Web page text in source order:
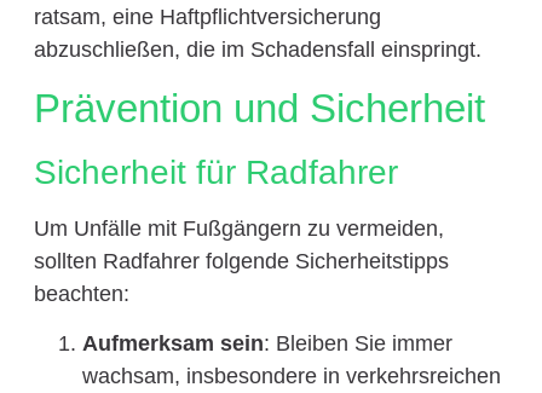
ratsam, eine Haftpflichtversicherung
abzuschließen, die im Schadensfall einspringt.
Prävention und Sicherheit
Sicherheit für Radfahrer
Um Unfälle mit Fußgängern zu vermeiden,
sollten Radfahrer folgende Sicherheitstipps
beachten:
Aufmerksam sein: Bleiben Sie immer
wachsam, insbesondere in verkehrsreichen